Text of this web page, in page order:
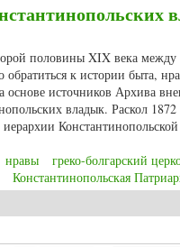
половины XIX века
обратиться к истории быта,
основе источников Архива
владык. Раскол
нравы греко-болгарский
Константинопольская